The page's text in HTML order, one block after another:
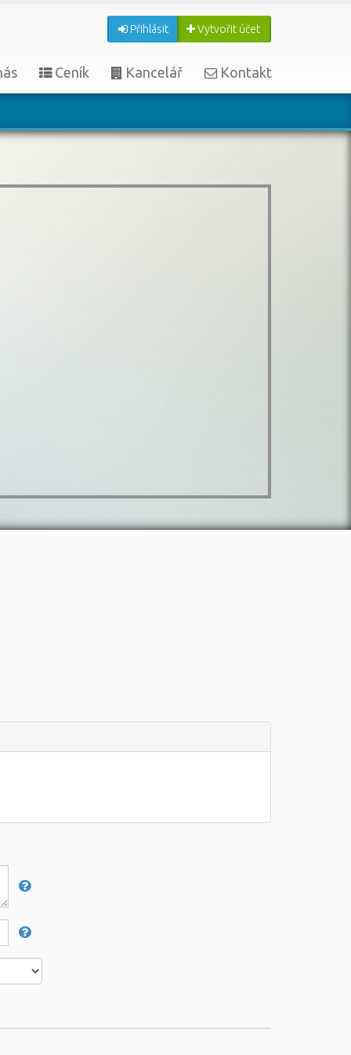
Přihlásit Vytvořit účet
Ceník Kancelář Kontakt